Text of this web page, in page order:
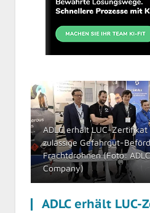
ADLC erhält LUC-
zulässige Gefahrgut-
Frachtdrohnen (Foto:
Company)
ADLC erhält